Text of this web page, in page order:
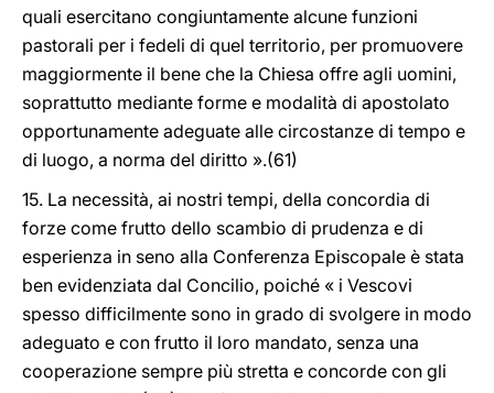
quali esercitano congiuntamente alcune funzioni
pastorali per i fedeli di quel territorio, per promuovere
maggiormente il bene che la Chiesa offre agli uomini,
soprattutto mediante forme e modalità di apostolato
opportunamente adeguate alle circostanze di tempo e
di luogo, a norma del diritto ».(61)
15. La necessità, ai nostri tempi, della concordia di
forze come frutto dello scambio di prudenza e di
esperienza in seno alla Conferenza Episcopale è stata
ben evidenziata dal Concilio, poiché « i Vescovi
spesso difficilmente sono in grado di svolgere in modo
adeguato e con frutto il loro mandato, senza una
cooperazione sempre più stretta e concorde con gli